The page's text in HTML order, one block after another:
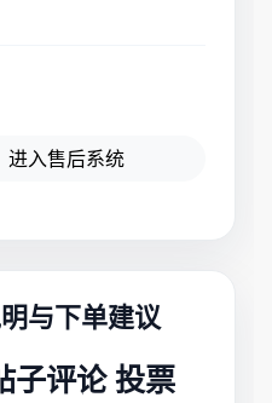
进入售后系统
与下单建议
子评论 投票